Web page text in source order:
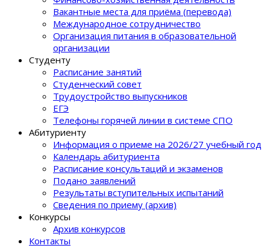
Вакантные места для приёма (перевода)
Международное сотрудничество
Организация питания в образовательной
организации
Студенту
Расписание занятий
Студенческий совет
Трудоустройство выпускников
ЕГЭ
Телефоны горячей линии в системе СПО
Абитуриенту
Информация о приеме на 2026/27 учебный год
Календарь абитуриента
Расписание консультаций и экзаменов
Подано заявлений
Результаты вступительных испытаний
Сведения по приему (архив)
Конкурсы
Архив конкурсов
Контакты